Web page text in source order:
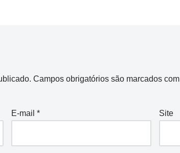
Campos obrigatórios são marcados com
E-mail* Site